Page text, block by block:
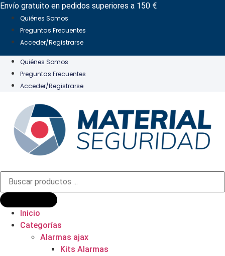
Ir
contenido
Envío gratuito en pedidos superiores a 150 €
Quiénes Somos
Preguntas Frecuentes
Acceder/Registrarse
Quiénes Somos
Preguntas Frecuentes
Acceder/Registrarse
Búsqueda
productos
Inicio
Categorías
Alarmas ajax
Kits Alarmas